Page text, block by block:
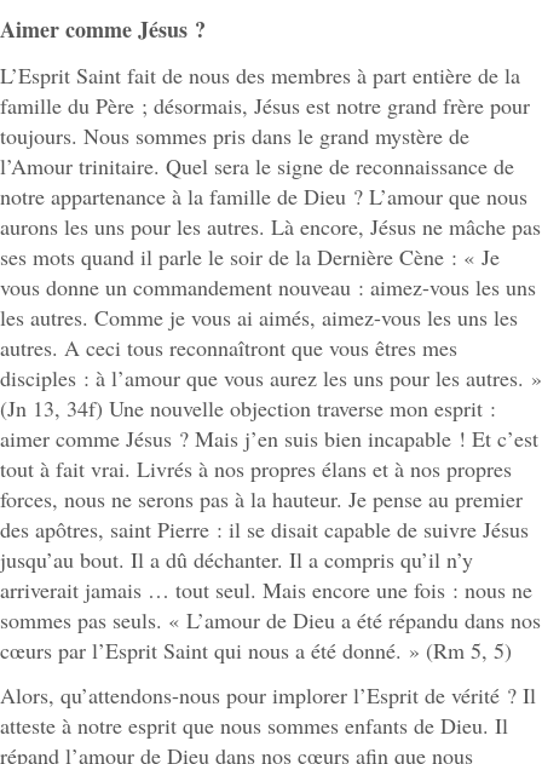
Aimer comme Jésus ?
L’Esprit Saint fait de nous des membres à part entière de la
famille du Père ; désormais, Jésus est notre grand frère pour
toujours. Nous sommes pris dans le grand mystère de
l’Amour trinitaire. Quel sera le signe de reconnaissance de
notre appartenance à la famille de Dieu ? L’amour que nous
aurons les uns pour les autres. Là encore, Jésus ne mâche pas
ses mots quand il parle le soir de la Dernière Cène : « Je
vous donne un commandement nouveau : aimez-vous les uns
les autres. Comme je vous ai aimés, aimez-vous les uns les
autres. A ceci tous reconnaîtront que vous êtres mes
disciples : à l’amour que vous aurez les uns pour les autres. »
(Jn 13, 34f) Une nouvelle objection traverse mon esprit :
aimer comme Jésus ? Mais j’en suis bien incapable ! Et c’est
tout à fait vrai. Livrés à nos propres élans et à nos propres
forces, nous ne serons pas à la hauteur. Je pense au premier
des apôtres, saint Pierre : il se disait capable de suivre Jésus
jusqu’au bout. Il a dû déchanter. Il a compris qu’il n’y
arriverait jamais … tout seul. Mais encore une fois : nous ne
sommes pas seuls. « L’amour de Dieu a été répandu dans nos
cœurs par l’Esprit Saint qui nous a été donné. » (Rm 5, 5)
Alors, qu’attendons-nous pour implorer l’Esprit de vérité ? Il
atteste à notre esprit que nous sommes enfants de Dieu. Il
répand l’amour de Dieu dans nos cœurs afin que nous